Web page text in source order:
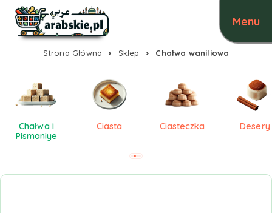
Strona Główna Sklep Chałwa waniliowa
Chałwa I
Pismaniye
Ciasta Ciasteczka Desery